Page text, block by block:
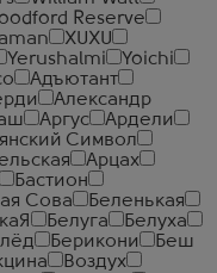
Reserve
XUXU
Yerushalmi
Yoichi
Адъютант
Александр
Аргус
Ардели
Символ
Арцах
Бастион
Сова
Беленькая
Белуга
Белуха
Берикони
Беш
Воздух